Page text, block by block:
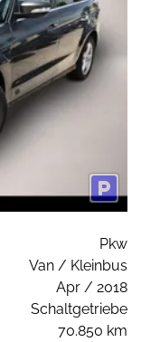
Pkw
Van / Kleinbus
Apr / 2018
Schaltgetriebe
70.850 km